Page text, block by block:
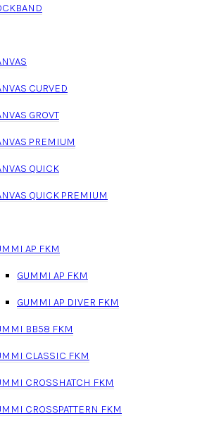
CURVED
GROVT
PREMIUM
QUICK
QUICK PREMIUM
AP FKM
GUMMI AP FKM
GUMMI AP DIVER FKM
BB58 FKM
CLASSIC FKM
CROSSHATCH FKM
CROSSPATTERN FKM